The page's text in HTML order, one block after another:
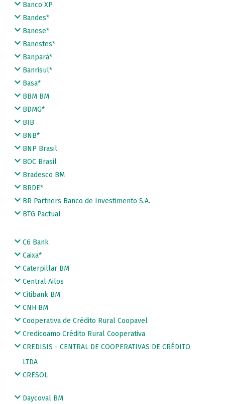
Banco XP
Bandes*
Banese*
Banestes*
Banpará*
Banrisul*
Basa*
BBM BM
BDMG*
BIB
BNB*
BNP Brasil
BOC Brasil
Bradesco BM
BRDE*
BR Partners Banco de Investimento S.A.
BTG Pactual
C6 Bank
Caixa*
Caterpillar BM
Central Ailos
Citibank BM
CNH BM
Cooperativa de Crédito Rural Coopavel
Credicoamo Crédito Rural Cooperativa
CREDISIS - CENTRAL DE COOPERATIVAS DE CRÉDITO
LTDA
CRESOL
Daycoval BM